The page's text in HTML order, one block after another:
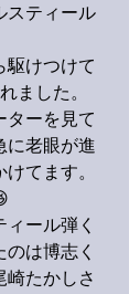
スティール
駆けつけて
ました。
ターを見て
に老眼が進
てます。
ール弾く
は博志く
崎たかしさ